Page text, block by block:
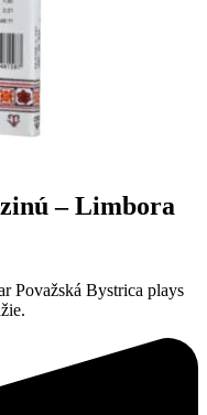
– Limbora
Považská Bystrica plays